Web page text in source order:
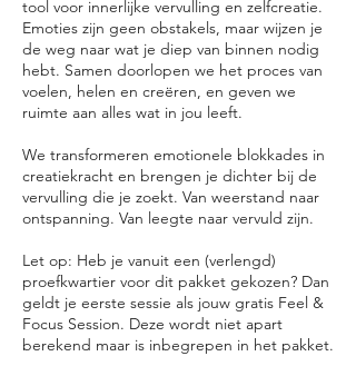
tool voor innerlijke vervulling en zelfcreatie.
Emoties zijn geen obstakels, maar wijzen je
de weg naar wat je diep van binnen nodig
hebt. Samen doorlopen we het proces van
voelen, helen en creëren, en geven we
ruimte aan alles wat in jou leeft.
We transformeren emotionele blokkades in
creatiekracht en brengen je dichter bij de
vervulling die je zoekt. Van weerstand naar
ontspanning. Van leegte naar vervuld zijn.
Let op: Heb je vanuit een (verlengd)
proefkwartier voor dit pakket gekozen? Dan
geldt je eerste sessie als jouw gratis Feel &
Focus Session. Deze wordt niet apart
berekend maar is inbegrepen in het pakket.